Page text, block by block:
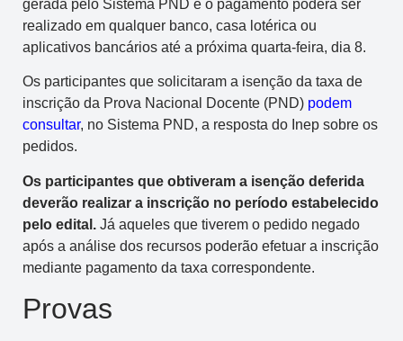
gerada pelo Sistema PND e o pagamento poderá ser
realizado em qualquer banco, casa lotérica ou
aplicativos bancários até a próxima quarta-feira, dia 8.
Os participantes que solicitaram a isenção da taxa de
inscrição da Prova Nacional Docente (PND) podem
consultar, no Sistema PND, a resposta do Inep sobre os
pedidos.
Os participantes que obtiveram a isenção deferida
deverão realizar a inscrição no período estabelecido
pelo edital. Já aqueles que tiverem o pedido negado
após a análise dos recursos poderão efetuar a inscrição
mediante pagamento da taxa correspondente.
Provas